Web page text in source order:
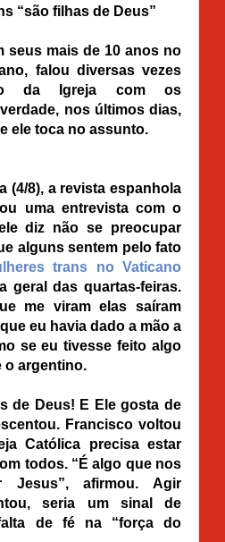
“são filhas de Deus”
seus mais de 10 anos no
falou diversas vezes
da Igreja com os
nos últimos dias,
ele toca no assunto.
(4/8), a revista espanhola
uma entrevista com o
diz não se preocupar
alguns sentem pelo fato
trans no Vaticano
geral das quartas-feiras.
me viram elas saíram
eu havia dado a mão a
se eu tivesse feito algo
o argentino.
de Deus! E Ele gosta de
Francisco voltou
Católica precisa estar
todos. “É algo que nos
Jesus”, afirmou. Agir
seria um sinal de
de fé na “força do